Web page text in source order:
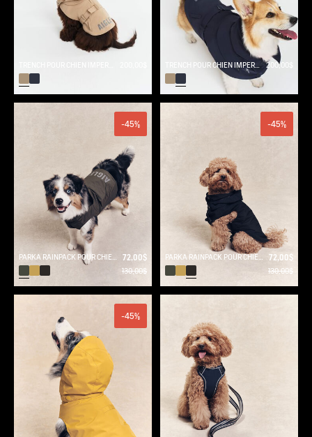
TRENCH POUR CHIEN IMPERMÉABLE EMPIRE 200,00$
-45%
PARKA RAINPACK POUR CHIEN - PLIABLE ET IMPERMÉABLE 72,00$
130,00$
-45%
PARKA RAINPACK POUR CHIEN - PLIABLE ET IMPERMÉABLE 72,00$
130,00$
-45%